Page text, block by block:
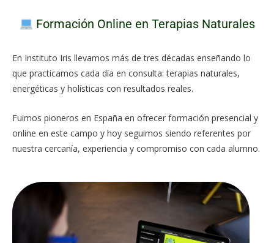
Formación Online en Terapias Naturales
En Instituto Iris llevamos más de tres décadas enseñando lo
que practicamos cada día en consulta: terapias naturales,
energéticas y holísticas con resultados reales.
Fuimos pioneros en España en ofrecer formación presencial y
online en este campo y hoy seguimos siendo referentes por
nuestra cercanía, experiencia y compromiso con cada alumno.